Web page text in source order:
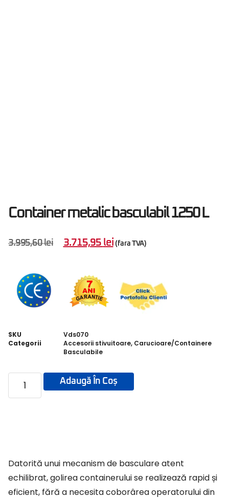
Container metalic basculabil 1250 L
3.995,60lei 3.715,95 lei (fara TVA)
SKU
Vds070
Categorii
Accesorii stivuitoare, Carucioare/Containere
Basculabile
Adaugă În Coș
Datorită unui mecanism de basculare atent
echilibrat, golirea containerului se realizează rapid și
eficient, fără a necesita coborârea operatorului din